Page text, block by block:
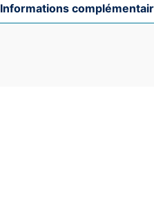
Informations